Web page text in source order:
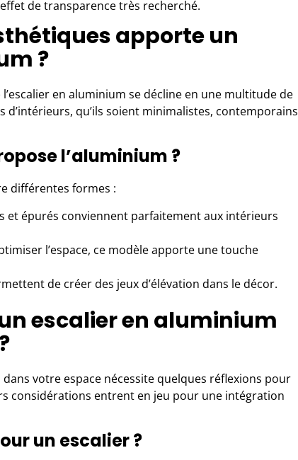
de transparence très recherché.
apporte un
?
en aluminium se décline en une multitude de
d’intérieurs, qu’ils soient minimalistes, contemporains
l’aluminium ?
différentes formes :
et épurés conviennent parfaitement aux intérieurs
l’espace, ce modèle apporte une touche
de créer des jeux d’élévation dans le décor.
escalier en aluminium
votre espace nécessite quelques réflexions pour
considérations entrent en jeu pour une intégration
un escalier ?